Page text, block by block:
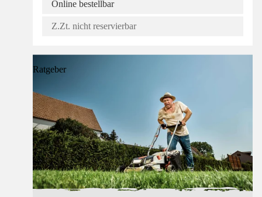
Online bestellbar
Z.Zt. nicht reservierbar
Ratgeber